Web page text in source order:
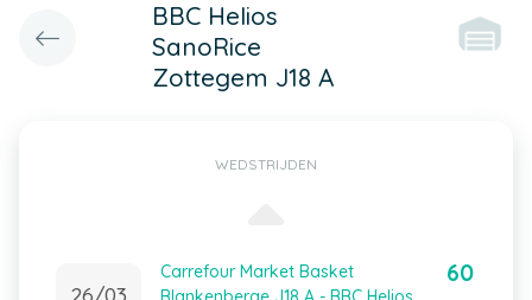
BBC Helios
SanoRice
Zottegem J18 A
WEDSTRIJDEN
26/03
Carrefour Market Basket
60